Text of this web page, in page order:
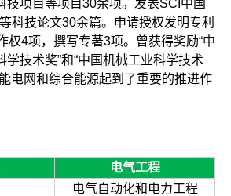
技项目等项目30余项。发表SCI中国
科技论文30余篇。申请授权发明专利
权4项，撰写专著3项。曾获得奖励“中
学技术奖”和“中国机械工业科学技术
电网和综合能源起到了重要的推进作
电气工程
电气自动化和电力工程